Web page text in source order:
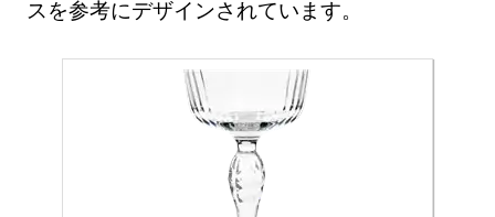
スを参考にデザインされています。